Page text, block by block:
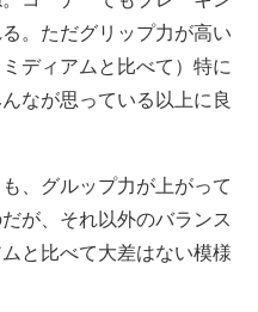
。ただグリップ力が高い
ディアムと比べて）特に
なが思っている以上に良
、グルップ力が上がって
が、それ以外のバランス
と比べて大差はない模様